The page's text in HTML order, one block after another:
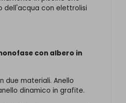
dell'acqua con elettrolisi
con albero in
due materiali. Anello
dinamico in grafite.